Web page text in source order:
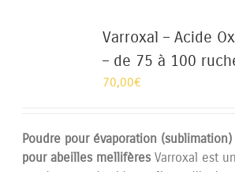
Varroxal – Acide
– de 75 à 100
70,00€
Poudre pour évaporation (sublimation)
pour abeilles mellifères Varroxal est